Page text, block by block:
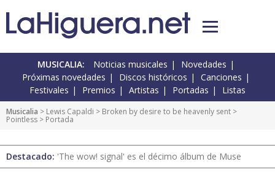
MUSICALIA: Noticias musicales
Novedades
Próximas novedades
Discos históricos
Canciones
Festivales
Premios Artistas Portadas Listas
Musicalia > Lewis Capaldi > Broken by desire to be heavenly sent >
Pointless > Portada
Destacado: 'The wow! signal' es el décimo álbum de Muse